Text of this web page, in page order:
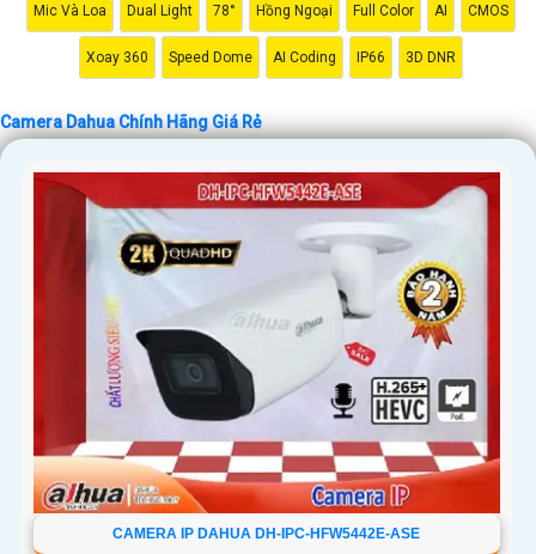
Mic Và Loa Dual Light 78° Hồng Ngoại Full Color AI CMOS
Xoay 360 Speed Dome AI Coding IP66 3D DNR
Camera Dahua Chính Hãng Giá Rẻ
CAMERA IP DAHUA DH-IPC-HFW5442E-ASE